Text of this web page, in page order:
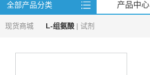
全部产品分类 产品中心
现货商城 L-组氨酸 | 试剂